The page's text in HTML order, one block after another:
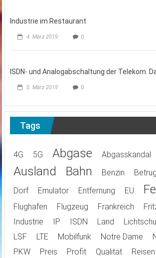
Industrie im Restaurant
4. März 2019 0
ISDN- und Analogabschaltung der Telekom.
5. März 2019 0
Tags
4G 5G Abgase Abgasskandal
Ausland Bahn Benzin Betrug
Dorf Emulator Entfernung EU
Flughafen Flugzeug Frankreich
Industrie
IP ISDN Land
LSF
LTE Mobilfunk Notre Dame
PKW
Preis Profit Qualität Reisen